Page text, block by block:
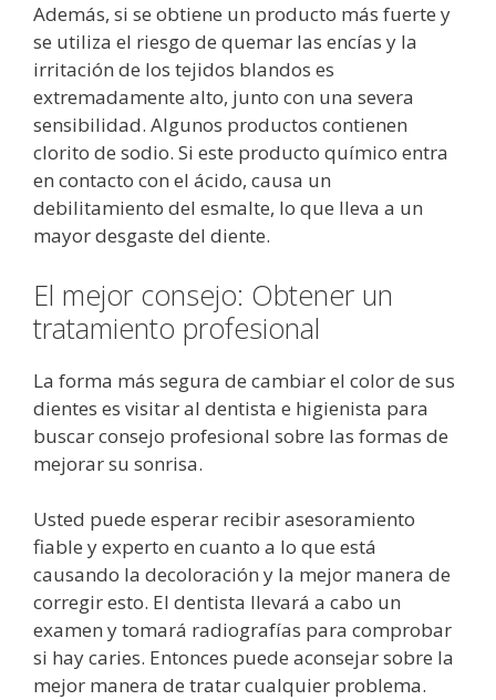
Además, si se obtiene un producto más fuerte y
se utiliza el riesgo de quemar las encías y la
irritación de los tejidos blandos es
extremadamente alto, junto con una severa
sensibilidad. Algunos productos contienen
clorito de sodio. Si este producto químico entra
en contacto con el ácido, causa un
debilitamiento del esmalte, lo que lleva a un
mayor desgaste del diente.
El mejor consejo: Obtener un
tratamiento profesional
La forma más segura de cambiar el color de sus
dientes es visitar al dentista e higienista para
buscar consejo profesional sobre las formas de
mejorar su sonrisa.
Usted puede esperar recibir asesoramiento
fiable y experto en cuanto a lo que está
causando la decoloración y la mejor manera de
corregir esto. El dentista llevará a cabo un
examen y tomará radiografías para comprobar
si hay caries. Entonces puede aconsejar sobre la
mejor manera de tratar cualquier problema.